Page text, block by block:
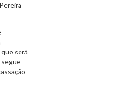
será
segue